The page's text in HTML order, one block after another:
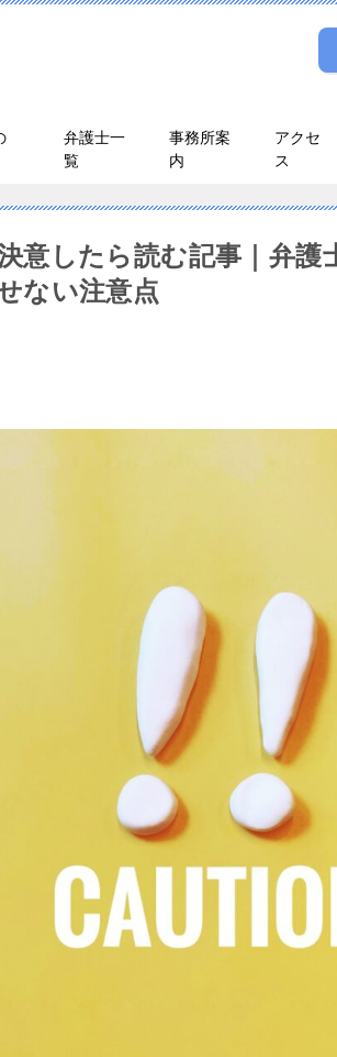
弁護士一
覧
事務所案
内
アクセ
ス
意したら読む記事｜弁護
ない注意点